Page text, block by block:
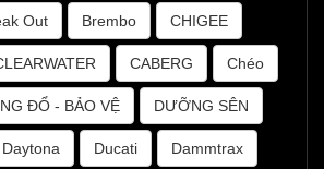
Out Brembo CHIGEE
CABERG Chéo
ĐỔ - BẢO VỆ DƯỠNG SÊN
Daytona Ducati Dammtrax